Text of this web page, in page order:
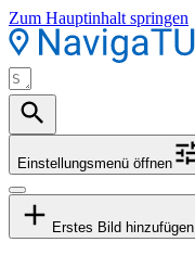
Zum Hauptinhalt springen
Einstellungsmenü öffnen
Erstes Bild hinzufügen